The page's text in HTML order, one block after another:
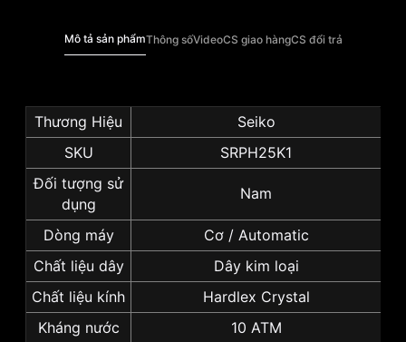
Mô tả sản phẩmThông sốVideoCS giao hàngCS đổi trả
Thương Hiệu
Seiko
SKU
SRPH25K1
Đối tượng sử
dụng
Nam
Dòng máy
Cơ / Automatic
Chất liệu dây
Dây kim loại
Chất liệu kính
Hardlex Crystal
Kháng nước
10 ATM